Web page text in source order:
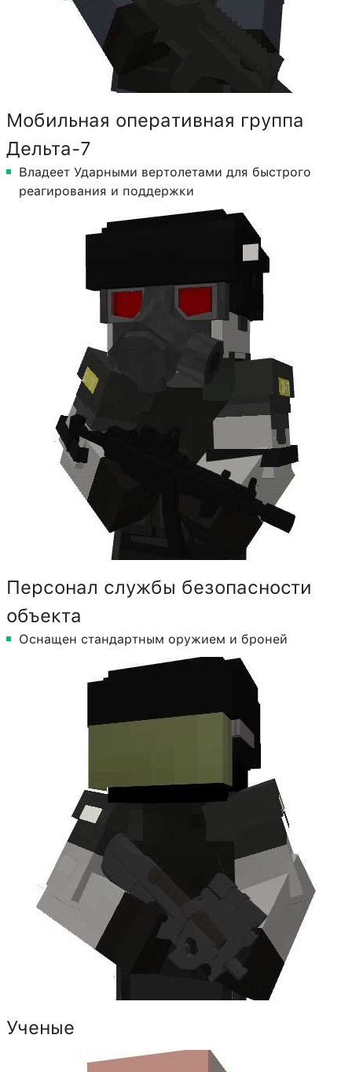
Мобильная оперативная группа
Дельта-7
Владеет Ударными вертолетами для быстрого
реагирования и поддержки
Персонал службы безопасности
объекта
Оснащен стандартным оружием и броней
Ученые